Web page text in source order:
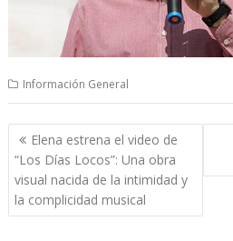
Información General
Navegación
de
entradas
Elena estrena el video de
“Los Días Locos”: Una obra
visual nacida de la intimidad y
la complicidad musical